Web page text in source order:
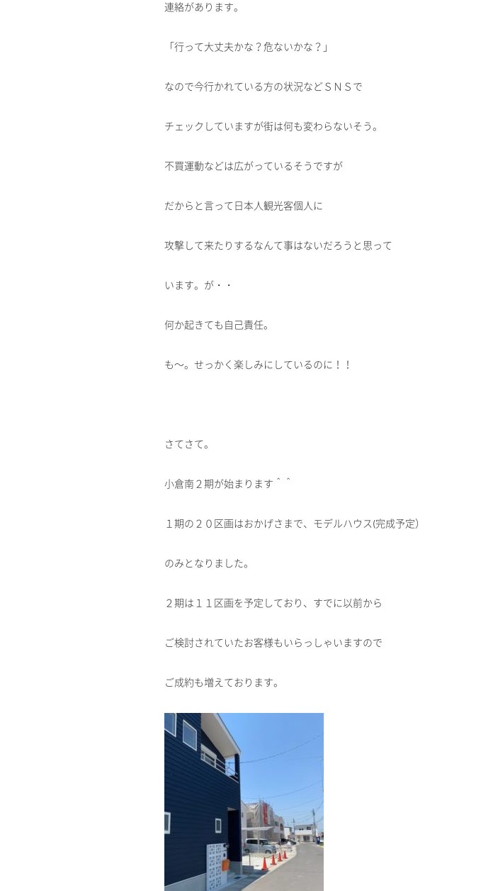
連絡があります。
「行って大丈夫かな？危ないかな？」
なので今行かれている方の状況などＳＮＳで
チェックしていますが街は何も変わらないそう。
不買運動などは広がっているそうですが
だからと言って日本人観光客個人に
攻撃して来たりするなんて事はないだろうと思って
います。が・・
何か起きても自己責任。
も～。せっかく楽しみにしているのに！！
さてさて。
小倉南２期が始まります＾＾
１期の２０区画はおかげさまで、モデルハウス(完成予定）
のみとなりました。
２期は１１区画を予定しており、すでに以前から
ご検討されていたお客様もいらっしゃいますので
ご成約も増えております。